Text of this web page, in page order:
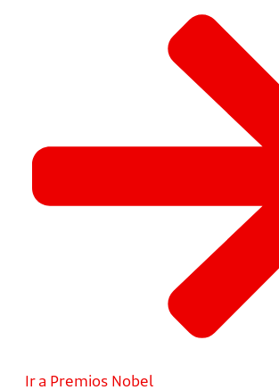
Ir a Premios Nobel